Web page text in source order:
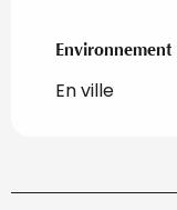
Environnement
Environnement
En ville